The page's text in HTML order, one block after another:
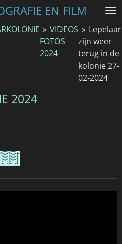
EN FILM
» VIDEOS
FOTOS
2024
»
zijn weer
terug in de
kolonie 27-
02-2024
2024